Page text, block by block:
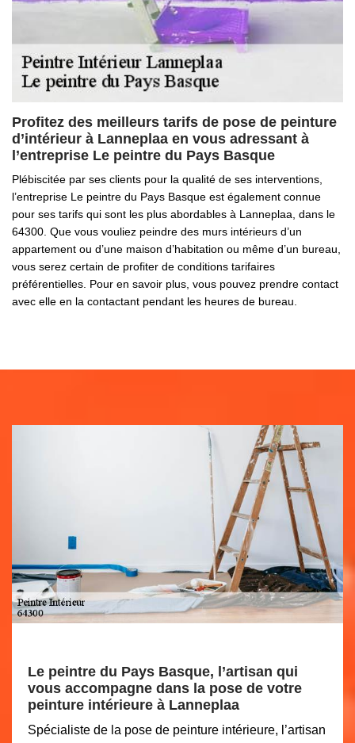
Profitez des meilleurs tarifs de pose de peinture
d’intérieur à Lanneplaa en vous adressant à
l’entreprise Le peintre du Pays Basque
Plébiscitée par ses clients pour la qualité de ses interventions,
l’entreprise Le peintre du Pays Basque est également connue
pour ses tarifs qui sont les plus abordables à Lanneplaa, dans le
64300. Que vous vouliez peindre des murs intérieurs d’un
appartement ou d’une maison d’habitation ou même d’un bureau,
vous serez certain de profiter de conditions tarifaires
préférentielles. Pour en savoir plus, vous pouvez prendre contact
avec elle en la contactant pendant les heures de bureau.
Le peintre du Pays Basque, l’artisan qui
vous accompagne dans la pose de votre
peinture intérieure à Lanneplaa
Spécialiste de la pose de peinture intérieure, l’artisan